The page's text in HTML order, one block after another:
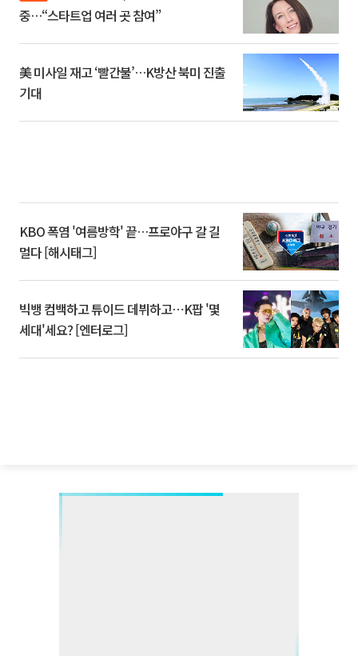
중…“스타트업 여러 곳 참여”
美 미사일 재고 ‘빨간불’…K방산 북미 진출
기대
KBO 폭염 '여름방학' 끝…프로야구 갈 길
멀다 [해시태그]
빅뱅 컴백하고 튜이드 데뷔하고⋯K팝 '몇
세대'세요? [엔터로그]